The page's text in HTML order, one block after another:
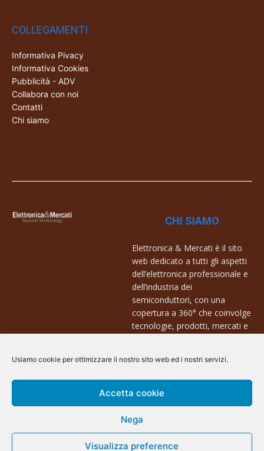
Usiamo cookie per ottimizzare il nostro sito web ed i nostri servizi.
Accetta cookie
Nega
Visualizza preference
COLLEGAMENTI
Informativa Pivacy
Informativa Cookies
Pubblicità - ADV
Collabora con noi
Contatti
Chi siamo
CHI SIAMO
Elettronica & Mercati è il sito
web dedicato a tutti gli aspetti
dell’elettronica professionale e
dell’industria dei
semiconduttori, con una
copertura a 360° che coinvolge
tecnologie, prodotti, mercati e
Contatti:
info@arscommunication.it
@ArsCommunication 2023